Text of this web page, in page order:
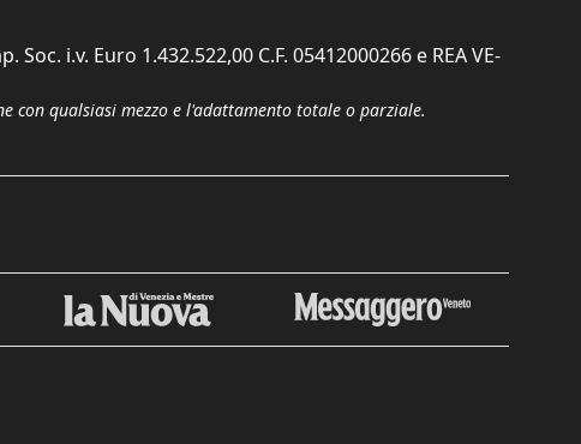
i.v. Euro 1.432.522,00 C.F. 05412000266 e REA VE-
qualsiasi mezzo e l'adattamento totale o parziale.